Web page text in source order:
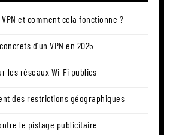
VPN et comment cela fonctionne ?
d’un VPN en 2025
les réseaux Wi-Fi publics
des restrictions géographiques
le pistage publicitaire